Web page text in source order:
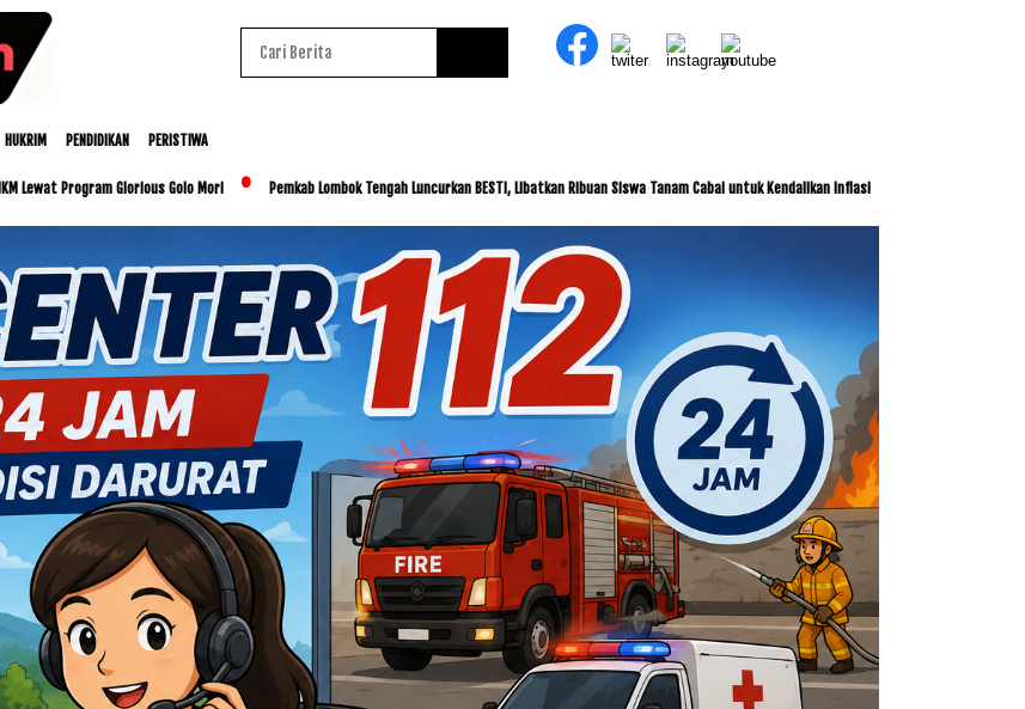
HUKRIM PENDIDIKAN PERISTIWA
Glorious Golo Mori Pemkab Lombok Tengah Luncurkan BESTI, Libatkan Ribuan Siswa Tanam Cabai untuk Kendalikan Inflasi ITDC dan IMI Jalin Kerja Sama